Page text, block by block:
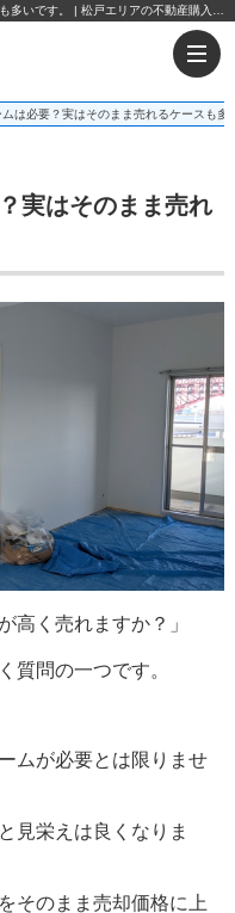
は必要？実はそのまま売れるケースも多
実はそのまま売れ
高く売れますか？」
質問の一つです。
ムが必要とは限りませ
見栄えは良くなりま
そのまま売却価格に上